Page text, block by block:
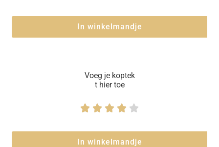
In winkelmandje
Voeg je koptek
t hier toe
    
In winkelmandje